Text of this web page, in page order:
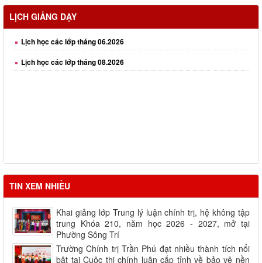
LỊCH GIẢNG DẠY
Lịch học các lớp tháng 05.2026
Lịch học các lớp tháng 06.2026
Lịch học các lớp tháng 08.2026
TIN XEM NHIỀU
Khai giảng lớp Trung lý luận chính trị, hệ không tập
trung Khóa 210, năm học 2026 - 2027, mở tại
Phường Sông Trí
Trường Chính trị Trần Phú đạt nhiều thành tích nổi
bật tại Cuộc thi chính luận cấp tỉnh về bảo vệ nền